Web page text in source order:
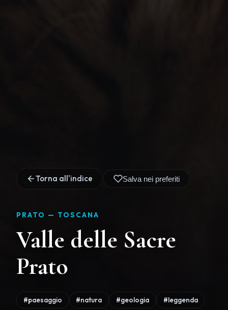
Torna all'indice Salva nei preferiti
PRATO — TOSCANA
Valle delle Sacre
Prato
#paesaggio #natura #geologia #leggenda